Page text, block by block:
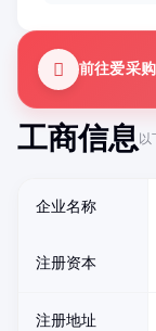
工商信息以
企业名称
注册资本
注册地址
前往爱采